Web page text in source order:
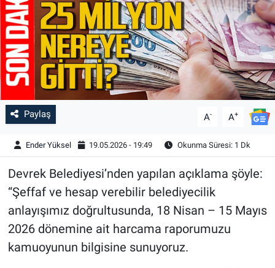
Paylaş A- A+
Ender Yüksel 19.05.2026 - 19:49 Okunma Süresi: 1 Dk
Devrek Belediyesi’nden yapılan açıklama şöyle:
“Şeffaf ve hesap verebilir belediyecilik
anlayışımız doğrultusunda, 18 Nisan – 15 Mayıs
2026 dönemine ait harcama raporumuzu
kamuoyunun bilgisine sunuyoruz.